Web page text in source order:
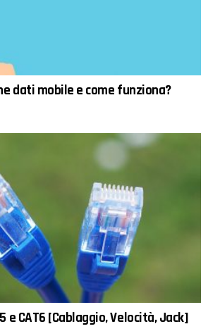
dati mobile e come funziona?
e CAT6 [Cablaggio, Velocità, Jack]